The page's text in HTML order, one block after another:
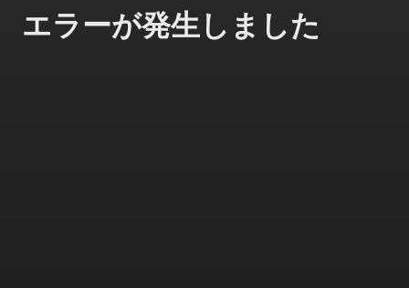
エラーが発生しました